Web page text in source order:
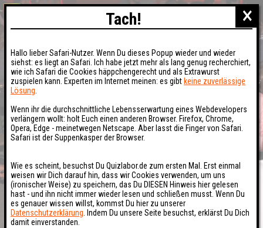
×
Tach!
Hallo lieber Safari-Nutzer. Wenn Du dieses Popup wieder und wieder
siehst: es liegt an Safari. Ich habe jetzt mehr als lang genug recherchiert,
wie ich Safari die Cookies häppchengerecht und als Extrawurst
zuspielen kann. Experten im Internet meinen: es gibt keine zuverlässige
Lösung
Wenn ihr die durchschnittliche Lebensserwartung eines Webdevelopers
verlängern wollt: holt Euch einen anderen Browser. Firefox, Chrome,
Opera, Edge - meinetwegen Netscape. Aber lasst die Finger von Safari.
Safari ist der Suppenkasper der Browser.
Wie es scheint, besuchst Du Quizlabor.de zum ersten Mal. Erst einmal
weisen wir Dich darauf hin, dass wir Cookies verwenden, um uns
(ironischer Weise) zu speichern, das Du DIESEN Hinweis hier gelesen
hast - und ihn nicht immer wieder lesen und schließen musst. Wenn Du
es genauer wissen willst, kommst Du hier zu unserer
Datenschutzerklärung . Indem Du unsere Seite besuchst, erklärst Du Dich
damit einverstanden.